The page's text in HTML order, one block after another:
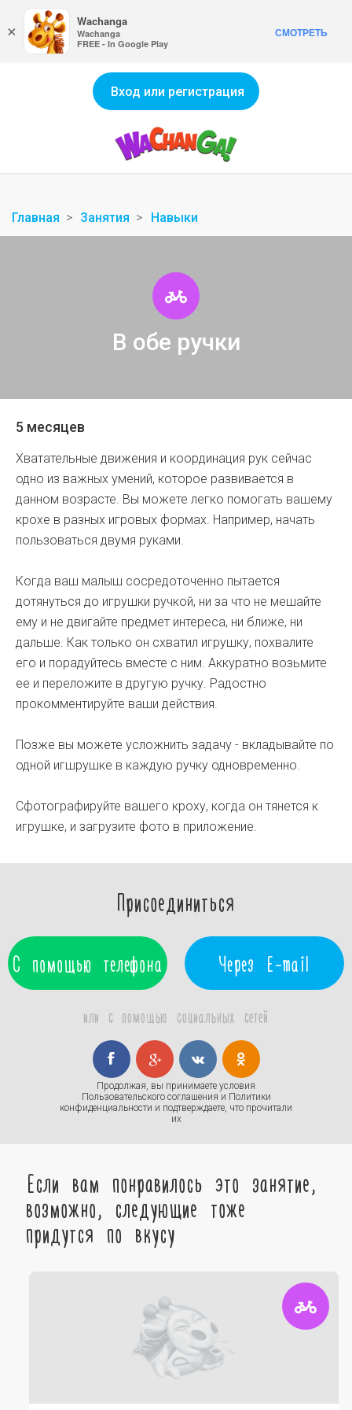
Вход или регистрация
Главная Занятия Навыки
В обе ручки
5 месяцев
Хватательные движения и координация рук сейчас
одно из важных умений, которое развивается в
данном возрасте. Вы можете легко помогать вашему
крохе в разных игровых формах. Например, начать
пользоваться двумя руками.
Когда ваш малыш сосредоточенно пытается
дотянуться до игрушки ручкой, ни за что не мешайте
ему и не двигайте предмет интереса, ни ближе, ни
дальше. Как только он схватил игрушку, похвалите
его и порадуйтесь вместе с ним. Аккуратно возьмите
ее и переложите в другую ручку. Радостно
прокомментируйте ваши действия.
Позже вы можете усложнить задачу - вкладывайте по
одной игшрушке в каждую ручку одновременно.
Сфотографируйте вашего кроху, когда он тянется к
игрушке, и загрузите фото в приложение.
Присоединиться
С помощью телефона Через E-mail
или с помощью социальных сетей
Продолжая, вы принимаете условия
Пользовательского соглашения и Политики
конфиденциальности и подтверждаете, что прочитали
их
Если вам понравилось это занятие,
возможно, следующие тоже
придутся по вкусу
×
Wachanga
Wachanga
FREE - In Google Play
СМОТРЕТЬ